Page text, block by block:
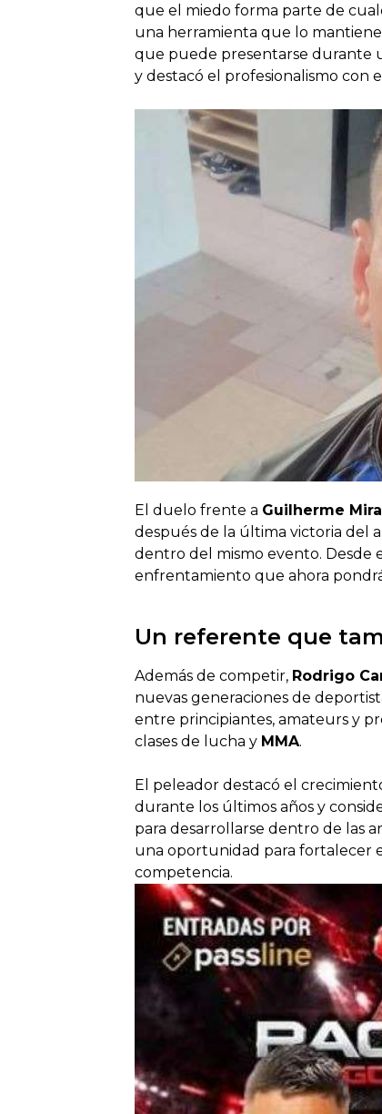
que el miedo forma parte de
una herramienta que lo
que puede presentarse durante
y destacó el profesionalismo con
El duelo frente a Guilherme
después de la última victoria del
dentro del mismo evento. Desde
enfrentamiento que ahora
Un referente que
Además de competir, Rodrigo
nuevas generaciones de
entre principiantes, amateurs y
clases de lucha y MMA.
El peleador destacó el
durante los últimos años y
para desarrollarse dentro de las
una oportunidad para fortalecer
competencia.